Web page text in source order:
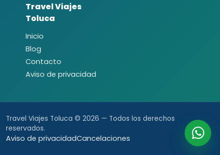
Travel Viajes
Toluca
Inicio
Blog
Contacto
Aviso de privacidad
Travel Viajes Toluca © 2026 — Todos los derechos
reservados.
Aviso de privacidadCancelaciones